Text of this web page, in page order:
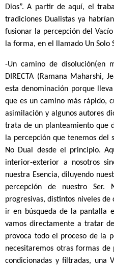
Dios”. A partir de aquí, el
tradiciones Dualistas ya
fusionar la percepción del
la forma, en el llamado Un Solo
-Un camino de disolución(en
DIRECTA (Ramana Maharshi,
esta denominación porque
que es un camino más rápido,
asimilación y algunos autores
trata de un planteamiento que
la percepción que tenemos del
No Dual desde el principio.
interior-exterior a nosotros
nuestra Esencia, diluyendo
percepción de nuestro
progresivas, distintos niveles
ir en búsqueda de la pantalla
vamos directamente a tratar
provoca todo el proceso de la
necesitaremos otras formas
condicionadas y filtradas, una